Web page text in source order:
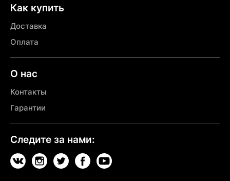
Как купить
Доставка
Оплата
О нас
Контакты
Гарантии
Следите за нами: